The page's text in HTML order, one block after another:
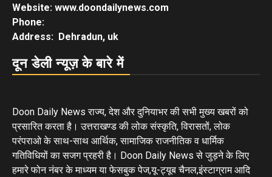
Website: www.doondailynews.com
Phone:
Address: Dehradun, uk
दून डेली न्यूज़ के बारे में
Doon Daily News राज्य, देश और दुनियाभर की सभी मुख्य खबरों को
प्रसारित करता है। उत्तराखण्ड की लोक संस्कृति, विरासतों, लोक
परंपराओ के साथ-साथ आर्थिक, सामाजिक राजनीतिक व धार्मिक
गतिविधियों का सजग प्रहरी है। Doon Daily News से जुड़ने के लिए
हमारे फोन नंबर के माध्यम या फेसबुक पेज,यू-ट्यूब चैनल,इंस्टाग्राम आदि